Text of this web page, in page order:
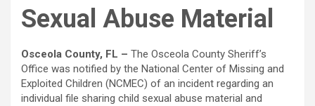
Sexual Abuse Material
Osceola County, FL – The Osceola County Sheriff’s
Office was notified by the National Center of Missing and
Exploited Children (NCMEC) of an incident regarding an
individual file sharing child sexual abuse material and